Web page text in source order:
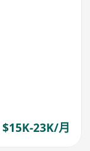
$15K-23K/月